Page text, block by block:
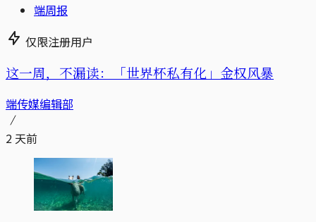
端周报
仅限注册用户
这一周，不漏读：「世界杯私有化」金权风暴
端传媒编辑部
2 天前